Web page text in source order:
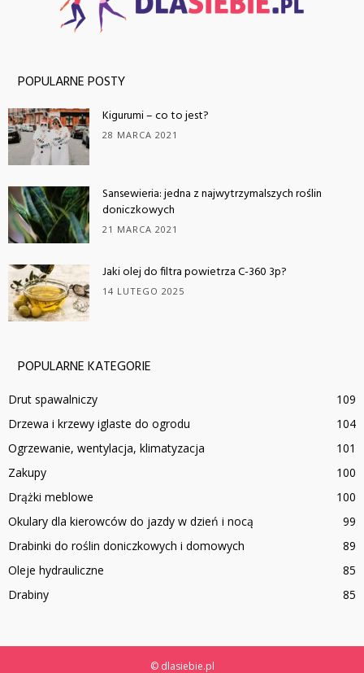
POPULARNE POSTY
Kigurumi – co to jest?
28 MARCA 2021
Sansewieria: jedna z najwytrzymalszych roślin
doniczkowych
21 MARCA 2021
Jaki olej do filtra powietrza C-360 3p?
14 LUTEGO 2025
POPULARNE KATEGORIE
Drut spawalniczy
109
Drzewa i krzewy iglaste do ogrodu
104
Ogrzewanie, wentylacja, klimatyzacja
101
Zakupy
100
Drążki meblowe
100
Okulary dla kierowców do jazdy w dzień i nocą
99
Drabinki do roślin doniczkowych i domowych
89
Oleje hydrauliczne
85
Drabiny
85
© dlasiebie.pl